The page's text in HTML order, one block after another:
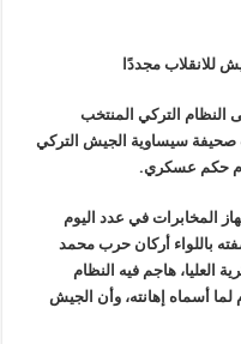
للانقلاب مجددًا
النظام التركي المنتخب
سيساوية الجيش التركي
حكم عسكري.
المخابرات في عدد اليوم
باللواء أركان حرب محمد
العليا، هاجم فيه النظام
أسماه إهانته، وأن الجيش